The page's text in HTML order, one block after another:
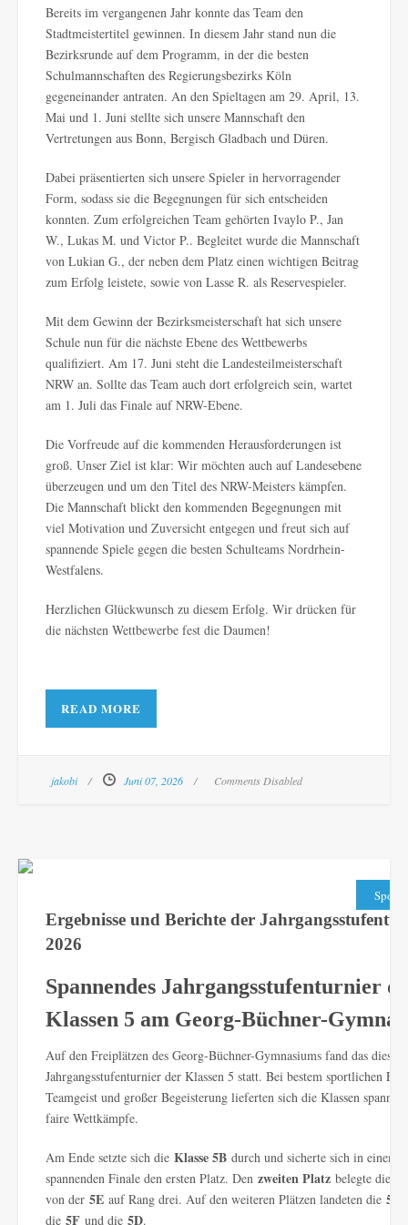
Bereits im vergangenen Jahr konnte das Team den
Stadtmeistertitel gewinnen. In diesem Jahr stand nun die
Bezirksrunde auf dem Programm, in der die besten
Schulmannschaften des Regierungsbezirks Köln
gegeneinander antraten. An den Spieltagen am 29. April, 13.
Mai und 1. Juni stellte sich unsere Mannschaft den
Vertretungen aus Bonn, Bergisch Gladbach und Düren.
Dabei präsentierten sich unsere Spieler in hervorragender
Form, sodass sie die Begegnungen für sich entscheiden
konnten. Zum erfolgreichen Team gehörten Ivaylo P., Jan
W., Lukas M. und Victor P.. Begleitet wurde die Mannschaft
von Lukian G., der neben dem Platz einen wichtigen Beitrag
zum Erfolg leistete, sowie von Lasse R. als Reservespieler.
Mit dem Gewinn der Bezirksmeisterschaft hat sich unsere
Schule nun für die nächste Ebene des Wettbewerbs
qualifiziert. Am 17. Juni steht die Landesteilmeisterschaft
NRW an. Sollte das Team auch dort erfolgreich sein, wartet
am 1. Juli das Finale auf NRW-Ebene.
Die Vorfreude auf die kommenden Herausforderungen ist
groß. Unser Ziel ist klar: Wir möchten auch auf Landesebene
überzeugen und um den Titel des NRW-Meisters kämpfen.
Die Mannschaft blickt den kommenden Begegnungen mit
viel Motivation und Zuversicht entgegen und freut sich auf
spannende Spiele gegen die besten Schulteams Nordrhein-
Westfalens.
Herzlichen Glückwunsch zu diesem Erfolg. Wir drücken für
die nächsten Wettbewerbe fest die Daumen!
READ MORE
jakobi Juni 07, 2026 Comments Disabled
Sport
Ergebnisse und Berichte der
2026
Spannendes Jahrgangsstufenturnier
Klassen 5 am Georg-Büchner-
Auf den Freiplätzen des Georg-Büchner-Gymnasiums fand das
Jahrgangsstufenturnier der Klassen 5 statt. Bei bestem sportlichen
Teamgeist und großer Begeisterung lieferten sich die Klassen
faire Wettkämpfe.
Am Ende setzte sich die Klasse 5B durch und sicherte sich in einem
spannenden Finale den ersten Platz. Den zweiten Platz belegte die
von der 5E auf Rang drei. Auf den weiteren Plätzen landeten die 5C
die 5F und die 5D.